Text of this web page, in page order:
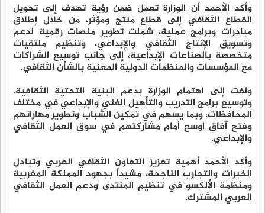
وأكد الأحمد أن الوزارة تعمل ضمن رؤية تهدف إلى تحويل
القطاع الثقافي إلى قطاع منتج ومؤثر، من خلال إطلاق
مبادرات وبرامج عملية، شملت تطوير منصات رقمية لدعم
وتسويق الإنتاج الثقافي والإبداعي، وتنظيم ملتقيات
متخصصة بالصناعات الإبداعية، إلى جانب توسيع الشراكات
مع المؤسسات والمنظمات الدولية المعنية بالشأن الثقافي.
ولفت إلى اهتمام الوزارة بدعم البنية التحتية الثقافية،
وتوسيع برامج التدريب والتأهيل الفني والإبداعي في مختلف
المحافظات، وبما يسهم في تمكين الشباب وتطوير مهاراتهم
وفتح آفاق أوسع أمام مشاركتهم في سوق العمل الثقافي
والإبداعي.
وأكد الأحمد أهمية تعزيز التعاون الثقافي العربي وتبادل
الخبرات والتجارب الناجحة، مشيداً بجهود المملكة المغربية
ومنظمة الألكسو في تنظيم المنتدى ودعم العمل الثقافي
العربي المشترك.